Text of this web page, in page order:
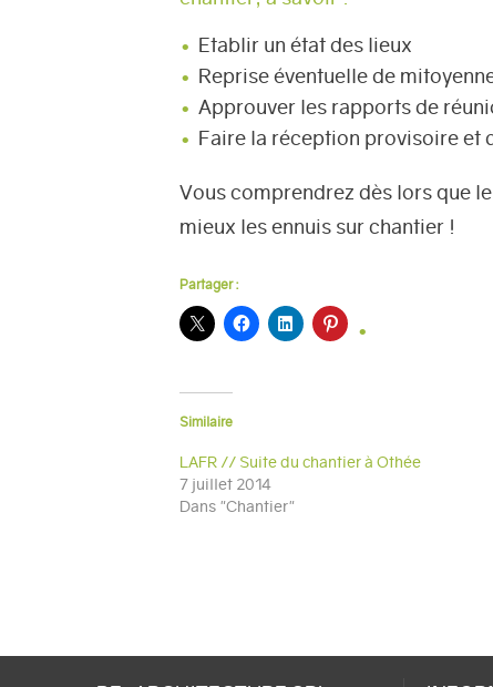
Etablir un état des lieux
Reprise éventuelle de
Approuver les rapports de
Faire la réception provisoire et
Vous comprendrez dès lors que
mieux les ennuis sur chantier !
Partager :
Similaire
LAFR // Suite du chantier à Othée
7 juillet 2014
Dans "Chantier"